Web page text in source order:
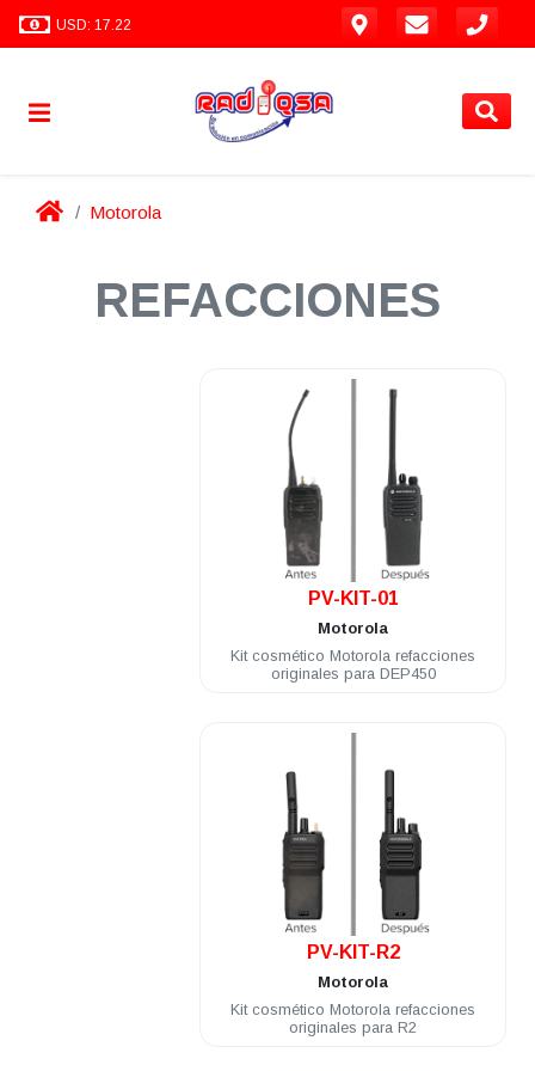
USD: 17.22
Motorola
REFACCIONES
PV-KIT-01
Motorola
Kit cosmético Motorola refacciones
originales para DEP450
PV-KIT-R2
Motorola
Kit cosmético Motorola refacciones
originales para R2